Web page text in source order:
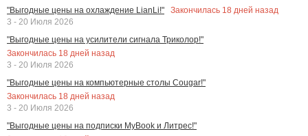
"Выгодные цены на охлаждение LianLi!"
Закончилась 18 дней назад
3 - 20 Июля 2026
"Выгодные цены на усилители сигнала Триколор!"
Закончилась 18 дней назад
3 - 20 Июля 2026
"Выгодные цены на компьютерные столы Cougar!"
Закончилась 18 дней назад
3 - 20 Июля 2026
"Выгодные цены на подписки MyBook и Литрес!"